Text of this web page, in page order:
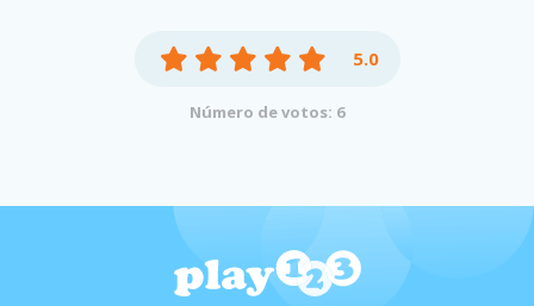
5.0
Número de votos: 6